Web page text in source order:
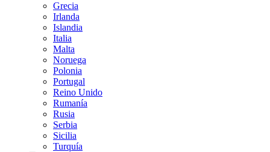
Grecia
Irlanda
Islandia
Italia
Malta
Noruega
Polonia
Portugal
Reino Unido
Rumanía
Rusia
Serbia
Sicilia
Turquía